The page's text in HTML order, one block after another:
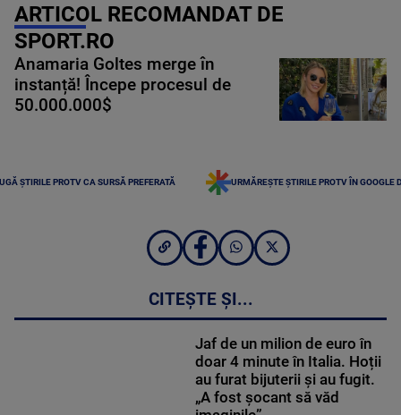
ARTICOL RECOMANDAT DE
SPORT.RO
Anamaria Goltes merge în
instanță! Începe procesul de
50.000.000$
ȘTIRILE PROTV CA SURSĂ PREFERATĂ URMĂREȘTE ȘTIRILE PROTV ÎN GOOGLE
CITEȘTE ȘI...
Jaf de un milion de euro în
doar 4 minute în Italia. Hoții
au furat bijuterii și au fugit.
„A fost șocant să văd